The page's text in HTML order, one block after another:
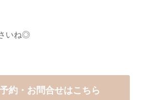
いね◎
約・お問合せはこちら